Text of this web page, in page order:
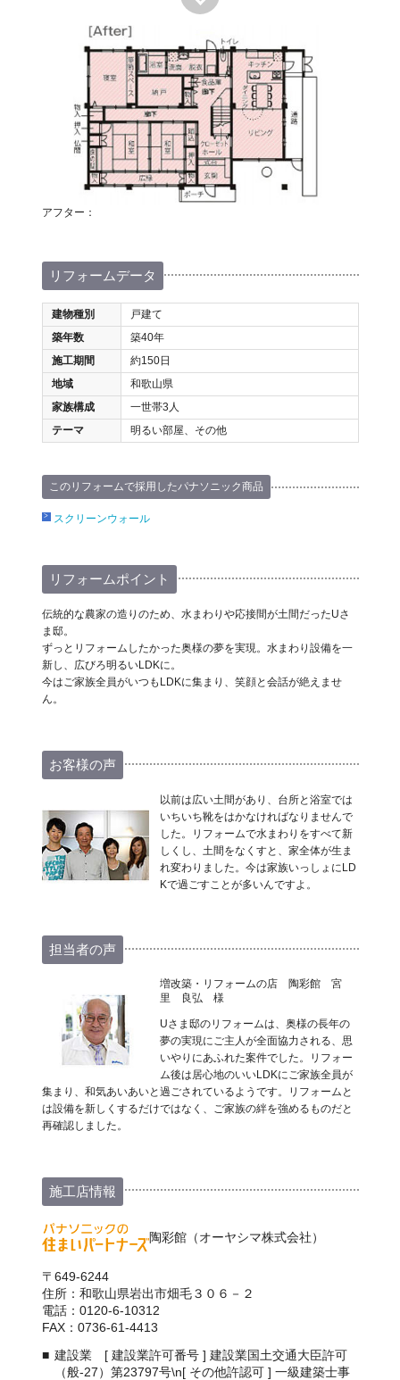
アフター：
リフォームデータ
建物種別
戸建て
築年数
築40年
施工期間
約150日
地域
和歌山県
家族構成
一世帯3人
テーマ
明るい部屋、その他
このリフォームで採用したパナソニック商品
スクリーンウォール
リフォームポイント
伝統的な農家の造りのため、水まわりや応接間が土間だったUさ
ま邸。
ずっとリフォームしたかった奥様の夢を実現。水まわり設備を一
新し、広びろ明るいLDKに。
今はご家族全員がいつもLDKに集まり、笑顔と会話が絶えませ
ん。
お客様の声
以前は広い土間があり、台所と浴室では
いちいち靴をはかなければなりませんで
した。リフォームで水まわりをすべて新
しくし、土間をなくすと、家全体が生ま
れ変わりました。今は家族いっしょにLD
Kで過ごすことが多いんですよ。
担当者の声
増改築・リフォームの店 陶彩館 宮
里 良弘 様
Uさま邸のリフォームは、奥様の長年の
夢の実現にご主人が全面協力される、思
いやりにあふれた案件でした。リフォー
ム後は居心地のいいLDKにご家族全員が
集まり、和気あいあいと過ごされているようです。リフォームと
は設備を新しくするだけではなく、ご家族の絆を強めるものだと
再確認しました。
施工店情報
陶彩館（オーヤシマ株式会社）
〒649-6244
住所：和歌山県岩出市畑毛３０６－２
電話：0120-6-10312
FAX：0736-61-4413
建設業 [ 建設業許可番号 ] 建設業国土交通大臣許可
（般-27）第23797号\n[ その他許認可 ] 一級建築士事